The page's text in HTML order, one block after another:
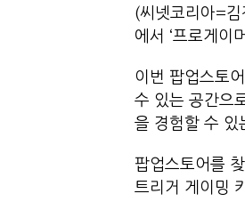
(씨넷코리아=
에서 ‘프로게이
이번 팝업스토
수 있는 공간으
을 경험할 수 있
팝업스토어를
트리거 게이밍